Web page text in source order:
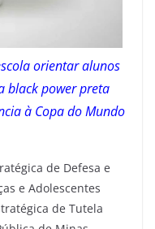
orientar alunos
black power preta
à Copa do Mundo
de Defesa e
e Adolescentes
de Tutela